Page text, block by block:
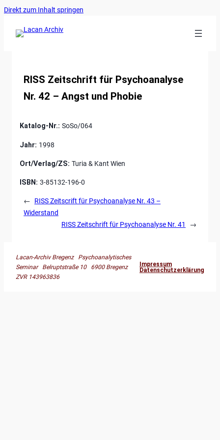
Direkt zum Inhalt springen
RISS Zeitschrift für Psychoanalyse
Nr. 42 – Angst und Phobie
Katalog-Nr.: SoSo/064
Jahr: 1998
Ort/Verlag/ZS: Turia & Kant Wien
ISBN: 3-85132-196-0
←
RISS Zeitscrift für Psychoanalyse Nr. 43 –
Widerstand
RISS Zeitschrift für Psychoanalyse Nr. 41
→
Lacan-Archiv Bregenz Psychoanalytisches
Seminar Belruptstraße 10 6900 Bregenz
ZVR 143963836
Impressum
Datenschutzerklärung